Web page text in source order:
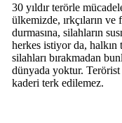
30 yıldır terörle
ülkemizde, ırkçıların ve
durmasına, silahların
herkes istiyor da,
silahları bırakmadan
dünyada yoktur. Terörist
kaderi terk edilemez.